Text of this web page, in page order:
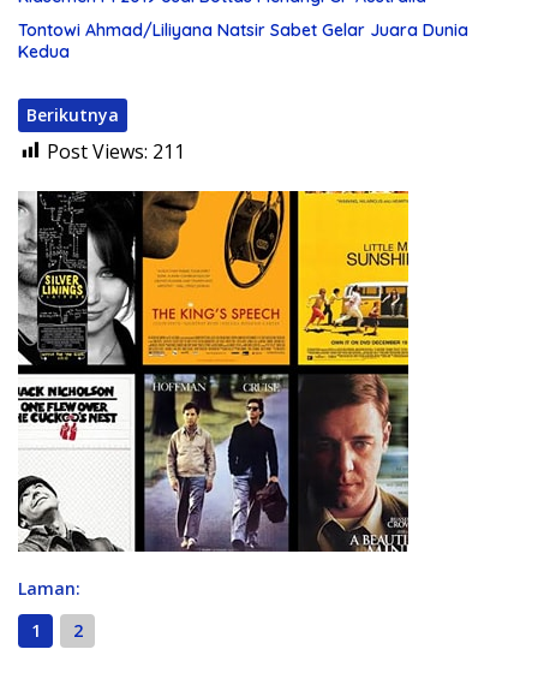
Tontowi Ahmad/Liliyana Natsir Sabet Gelar Juara Dunia
Kedua
Berikutnya
Post Views: 211
Laman:
1
2